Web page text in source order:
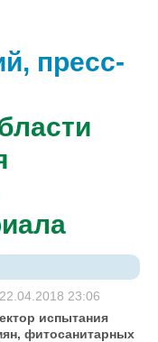
пресс-
23:06
испытания
фитосанитарных